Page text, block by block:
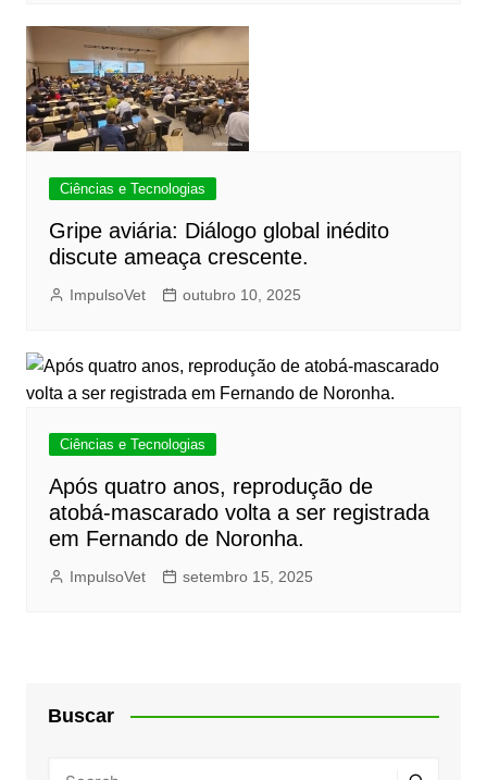
Ciências e Tecnologias
Gripe aviária: Diálogo global inédito
discute ameaça crescente.
ImpulsoVet outubro 10, 2025
Ciências e Tecnologias
Após quatro anos, reprodução de
atobá-mascarado volta a ser registrada
em Fernando de Noronha.
ImpulsoVet setembro 15, 2025
Buscar